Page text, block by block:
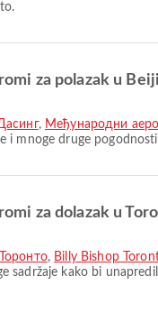
za polazak u
, Међународни
i mnoge druge
za dolazak u
, Billy Bishop
sadržaje kako bi